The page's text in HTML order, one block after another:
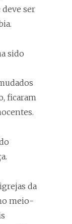
deve ser
sido
ficaram
da
meio-